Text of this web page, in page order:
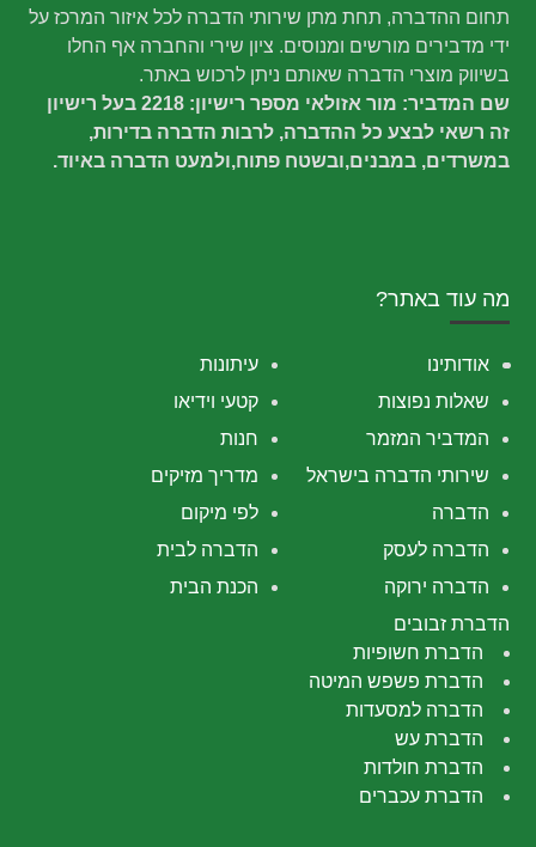
תחום ההדברה, תחת מתן שירותי הדברה לכל איזור המרכז על
ידי מדבירים מורשים ומנוסים. ציון שירי והחברה אף החלו
בשיווק מוצרי הדברה שאותם ניתן לרכוש באתר.
שם המדביר: מור אזולאי מספר רישיון: 2218 בעל רישיון
זה רשאי לבצע כל ההדברה, לרבות הדברה בדירות,
במשרדים, במבנים,ובשטח פתוח,ולמעט הדברה באיוד.
מה עוד באתר?
עיתונות
אודותינו
קטעי וידיאו
שאלות נפוצות
חנות
המדביר המזמר
מדריך מזיקים
שירותי הדברה בישראל
לפי מיקום
הדברה
הדברה לבית
הדברה לעסק
הכנת הבית
הדברה ירוקה
הדברת זבובים
הדברת חשופיות
הדברת פשפש המיטה
הדברה למסעדות
הדברת עש
הדברת חולדות
הדברת עכברים